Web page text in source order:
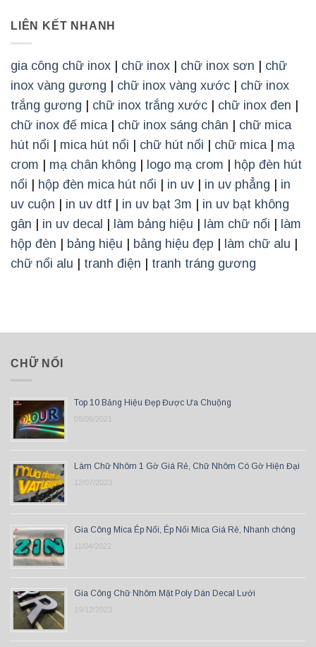
LIÊN KẾT NHANH
gia công chữ inox | chữ inox | chữ inox sơn | chữ
inox vàng gương | chữ inox vàng xước | chữ inox
trắng gương | chữ inox trắng xước | chữ inox đen |
chữ inox đế mica | chữ inox sáng chân | chữ mica
hút nổi | mica hút nổi | chữ hút nổi | chữ mica | mạ
crom | mạ chân không | logo mạ crom | hộp đèn hút
nổi | hộp đèn mica hút nổi | in uv | in uv phẳng | in
uv cuộn | in uv dtf | in uv bạt 3m | in uv bạt không
gân | in uv decal | làm bảng hiệu | làm chữ nổi | làm
hộp đèn | bảng hiệu | bảng hiệu đẹp | làm chữ alu |
chữ nổi alu | tranh điện | tranh tráng gương
CHỮ NỔI
Top 10 Bảng Hiệu Đẹp Được Ưa Chuộng
08/06/2021
Làm Chữ Nhôm 1 Gờ Giá Rẻ, Chữ Nhôm Có Gờ Hiện Đại
12/07/2023
Gia Công Mica Ép Nổi, Ép Nổi Mica Giá Rẻ, Nhanh chóng
11/04/2022
Gia Công Chữ Nhôm Mặt Poly Dán Decal Lưới
19/12/2023